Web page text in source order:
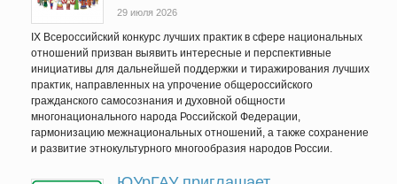
29 июля 2026
IX Всероссийский конкурс лучших практик в сфере национальных
отношений призван выявить интересные и перспективные
инициативы для дальнейшей поддержки и тиражирования лучших
практик, направленных на упрочение общероссийского
гражданского самосознания и духовной общности
многонационального народа Российской Федерации,
гармонизацию межнациональных отношений, а также сохранение
и развитие этнокультурного многообразия народов России.